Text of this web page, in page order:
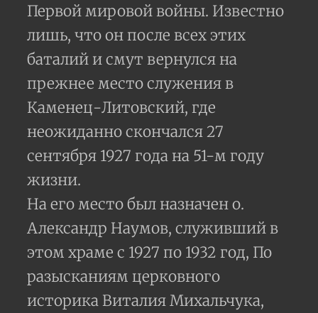
Первой мировой войны. Известно
лишь, что он после всех этих
баталий и смут вернулся на
прежнее место служения в
Каменец-Литовский, где
неожиданно скончался 27
сентября 1927 года на 51-м году
жизни.
На его место был назначен о.
Александр Наумов, служивший в
этом храме с 1927 по 1932 год, По
разысканиям церковного
историка Виталия Михальчука,